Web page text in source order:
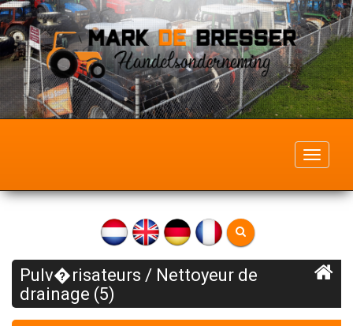
Toggle
Pulv�risateurs / Nettoyeur de
drainage (5)